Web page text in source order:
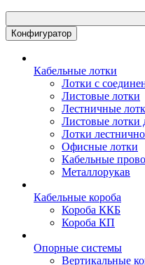
Конфигуратор
Кабельные лотки
Лотки с
Листовые лотки
Лестничные
Листовые лотки
Лотки
Офисные лотки
Кабельные
Металлорукав
Кабельные короба
Короба ККБ
Короба КП
Опорные системы
Вертикальные